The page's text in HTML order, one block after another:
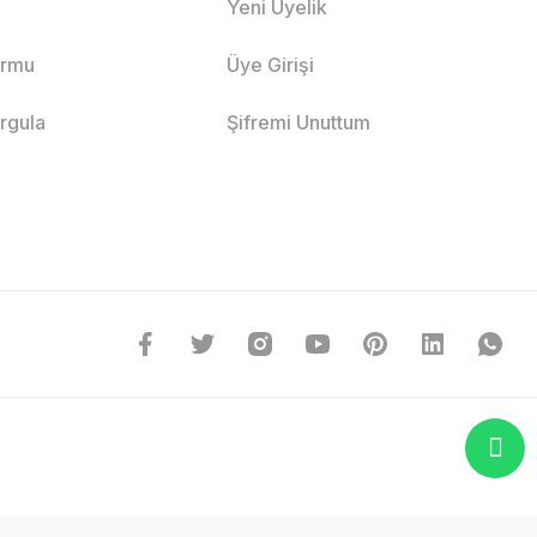
Yeni Üyelik
Üye Girişi
Şifremi Unuttum